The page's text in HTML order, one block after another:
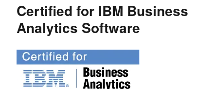
Certified for IBM Business
Analytics Software